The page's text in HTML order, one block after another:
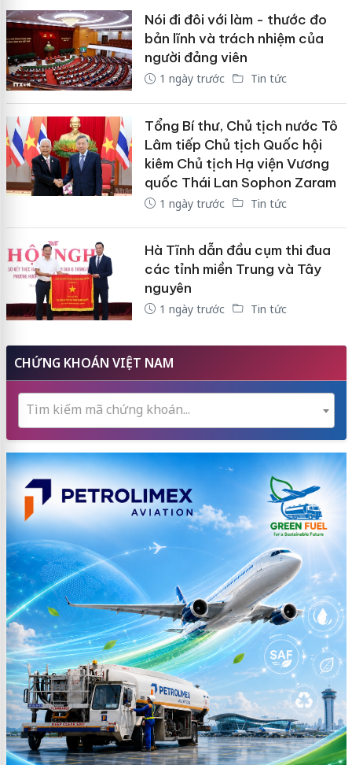
Nói đi đôi với làm - thước đo
bản lĩnh và trách nhiệm của
người đảng viên
1 ngày trước Tin tức
Tổng Bí thư, Chủ tịch nước Tô
Lâm tiếp Chủ tịch Quốc hội
kiêm Chủ tịch Hạ viện Vương
quốc Thái Lan Sophon Zaram
1 ngày trước Tin tức
Hà Tĩnh dẫn đầu cụm thi đua
các tỉnh miền Trung và Tây
nguyên
1 ngày trước Tin tức
CHỨNG KHOÁN VIỆT NAM
Tìm kiếm mã chứng khoán...